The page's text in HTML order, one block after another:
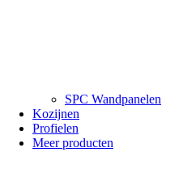
SPC Wandpanelen
Kozijnen
Profielen
Meer producten